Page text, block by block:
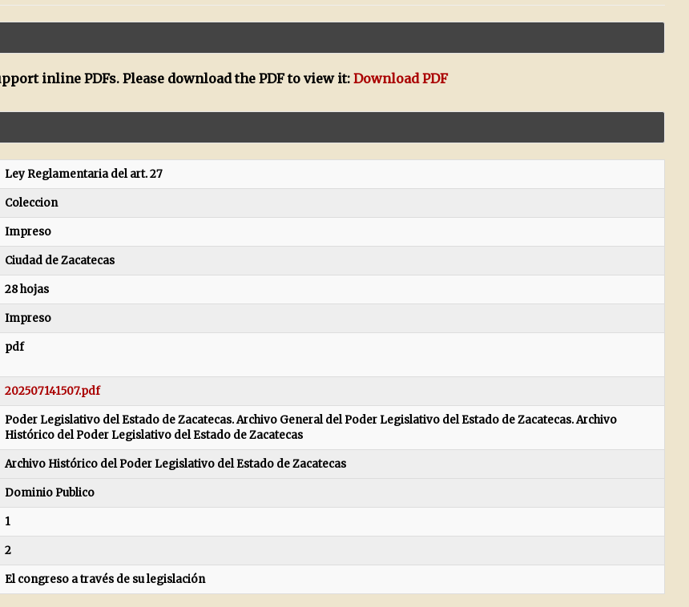
inline PDFs. Please download the PDF to view it: Download PDF
Ley Reglamentaria del art. 27
Coleccion
Impreso
Ciudad de Zacatecas
28 hojas
Impreso
pdf
202507141507.pdf
Poder Legislativo del Estado de Zacatecas. Archivo General del Poder Legislativo del Estado de Zacatecas. Archivo
Histórico del Poder Legislativo del Estado de Zacatecas
Archivo Histórico del Poder Legislativo del Estado de Zacatecas
Dominio Publico
1
2
El congreso a través de su legislación